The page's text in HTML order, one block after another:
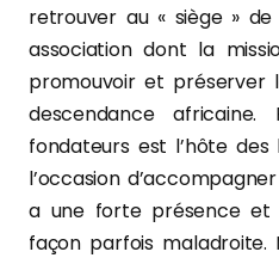
retrouver au « siège »
association dont la
promouvoir et préserver
descendance
fondateurs est l’hôte
l’occasion
a une forte présence et
façon parfois maladroite.